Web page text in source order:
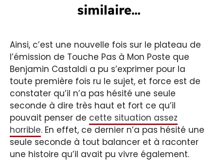
similaire…
Ainsi, c’est une nouvelle fois sur le plateau de
l’émission de Touche Pas à Mon Poste que
Benjamin Castaldi a pu s’exprimer pour la
toute première fois ru le sujet, et force est de
constater qu’il n’a pas hésité une seule
seconde à dire très haut et fort ce qu’il
pouvait penser de cette situation assez
horrible. En effet, ce dernier n’a pas hésité une
seule seconde à tout balancer et à raconter
une histoire qu’il avait pu vivre également.